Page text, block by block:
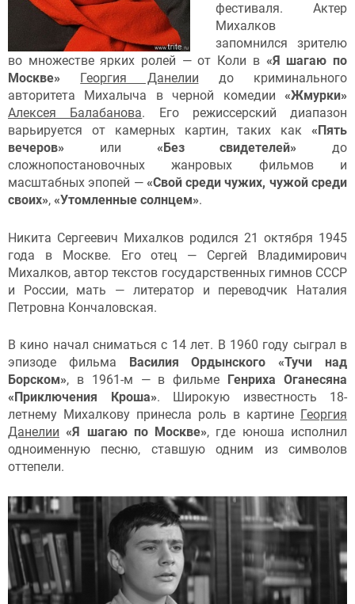
фестиваля. Актер
Михалков
запомнился зрителю
во множестве ярких ролей — от Коли в «Я шагаю по
Москве»
Георгия Данелии до криминального
авторитета Михалыча в черной комедии «Жмурки»
Алексея Балабанова. Его режиссерский диапазон
варьируется от камерных картин, таких как «Пять
вечеров» или «Без свидетелей» до
сложнопостановочных жанровых фильмов и
масштабных эпопей — «Свой среди чужих, чужой среди
своих», «Утомленные солнцем».
Никита Сергеевич Михалков родился 21 октября 1945
года в Москве. Его отец — Сергей Владимирович
Михалков, автор текстов государственных гимнов СССР
и России, мать — литератор и переводчик Наталия
Петровна Кончаловская.
В кино начал сниматься с 14 лет. В 1960 году сыграл в
эпизоде фильма
Василия Ордынского «Тучи над
Борском», в 1961-м — в фильме
Генриха Оганесяна
«Приключения Кроша». Широкую известность 18-
летнему Михалкову принесла роль в картине Георгия
Данелии «Я шагаю по Москве», где юноша исполнил
одноименную песню, ставшую одним из символов
оттепели.